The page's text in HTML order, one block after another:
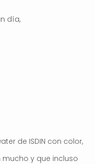
día,
de ISDIN con color,
y que incluso